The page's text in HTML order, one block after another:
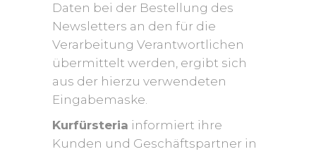
Daten bei der Bestellung des
Newsletters an den für die
Verarbeitung Verantwortlichen
übermittelt werden, ergibt sich
aus der hierzu verwendeten
Eingabemaske.
Kurfürsteria informiert ihre
Kunden und Geschäftspartner in